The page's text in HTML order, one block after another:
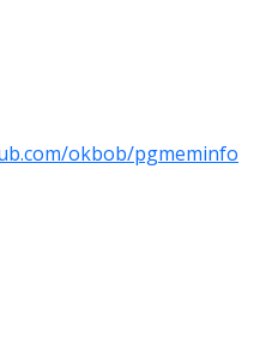
okbob/pgmeminfo